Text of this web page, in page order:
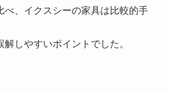
べ、イクスシーの家具は比較的手
しやすいポイントでした。